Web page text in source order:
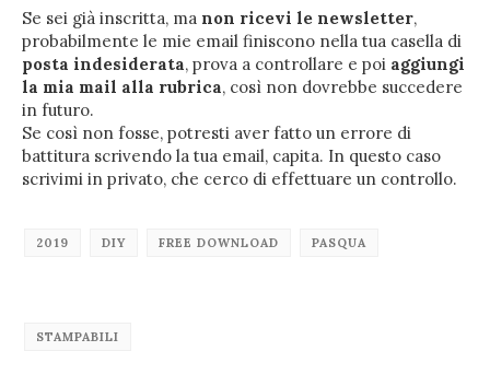
Se sei già inscritta, ma non ricevi le newsletter,
probabilmente le mie email finiscono nella tua casella di
posta indesiderata, prova a controllare e poi aggiungi
la mia mail alla rubrica, così non dovrebbe succedere
in futuro.
Se così non fosse, potresti aver fatto un errore di
battitura scrivendo la tua email, capita. In questo caso
scrivimi in privato, che cerco di effettuare un controllo.
2019 DIY FREE DOWNLOAD PASQUA
STAMPABILI